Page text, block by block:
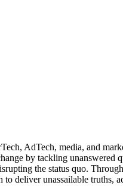
AdTech, media, and
by tackling unanswered
the status quo.
deliver unassailable truths,